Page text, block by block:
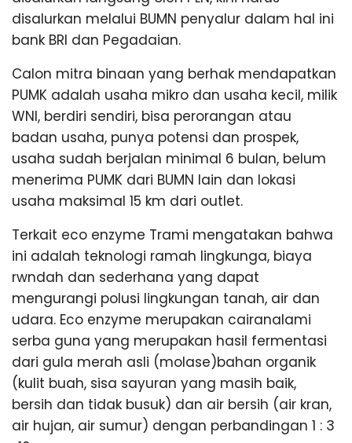
disalurkan melalui BUMN penyalur dalam hal ini
bank BRI dan Pegadaian.
Calon mitra binaan yang berhak mendapatkan
PUMK adalah usaha mikro dan usaha kecil, milik
WNI, berdiri sendiri, bisa perorangan atau
badan usaha, punya potensi dan prospek,
usaha sudah berjalan minimal 6 bulan, belum
menerima PUMK dari BUMN lain dan lokasi
usaha maksimal 15 km dari outlet.
Terkait eco enzyme Trami mengatakan bahwa
ini adalah teknologi ramah lingkunga, biaya
rwndah dan sederhana yang dapat
mengurangi polusi lingkungan tanah, air dan
udara. Eco enzyme merupakan cairanalami
serba guna yang merupakan hasil fermentasi
dari gula merah asli (molase)bahan organik
(kulit buah, sisa sayuran yang masih baik,
bersih dan tidak busuk) dan air bersih (air kran,
air hujan, air sumur) dengan perbandingan 1 : 3